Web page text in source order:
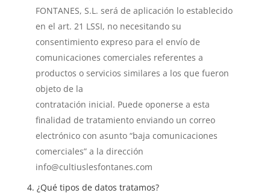
FONTANES, S.L. será de aplicación lo establecido
en el art. 21 LSSI, no necesitando su
consentimiento expreso para el envío de
comunicaciones comerciales referentes a
productos o servicios similares a los que fueron
objeto de la
contratación inicial. Puede oponerse a esta
finalidad de tratamiento enviando un correo
electrónico con asunto “baja comunicaciones
comerciales” a la dirección
info@cultiuslesfontanes.com
4. ¿Qué tipos de datos tratamos?